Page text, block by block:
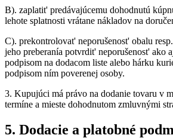
B). zaplatit' predávajúcemu dohodnutú
lehote splatnosti vrátane nákladov na
C). prekontrolovat' neporušenost' obalu
jeho preberanía potvrdit' neporušenost' ako
podpisom na dodacom liste alebo hárku
podpisom ním poverenej osoby.
3. Kupujúci má právo na dodanie tovaru v
termíne a mieste dohodnutom zmluvnými
5. Dodacie a platobné